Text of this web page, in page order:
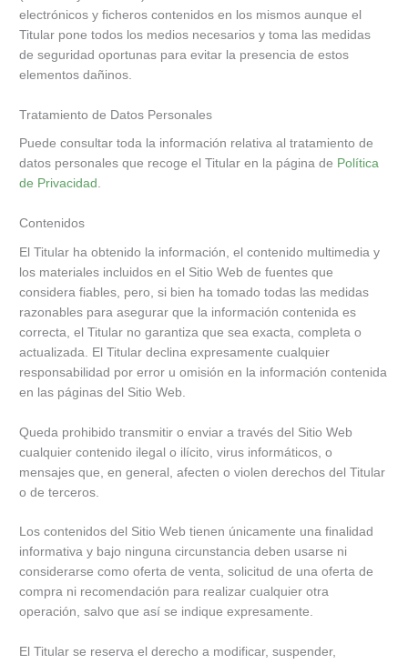
electrónicos y ficheros contenidos en los mismos aunque el
Titular pone todos los medios necesarios y toma las medidas
de seguridad oportunas para evitar la presencia de estos
elementos dañinos.
Tratamiento de Datos Personales
Puede consultar toda la información relativa al tratamiento de
datos personales que recoge el Titular en la página de Política
de Privacidad .
Contenidos
El Titular ha obtenido la información, el contenido multimedia y
los materiales incluidos en el Sitio Web de fuentes que
considera fiables, pero, si bien ha tomado todas las medidas
razonables para asegurar que la información contenida es
correcta, el Titular no garantiza que sea exacta, completa o
actualizada. El Titular declina expresamente cualquier
responsabilidad por error u omisión en la información contenida
en las páginas del Sitio Web.
Queda prohibido transmitir o enviar a través del Sitio Web
cualquier contenido ilegal o ilícito, virus informáticos, o
mensajes que, en general, afecten o violen derechos del Titular
o de terceros.
Los contenidos del Sitio Web tienen únicamente una finalidad
informativa y bajo ninguna circunstancia deben usarse ni
considerarse como oferta de venta, solicitud de una oferta de
compra ni recomendación para realizar cualquier otra
operación, salvo que así se indique expresamente.
El Titular se reserva el derecho a modificar, suspender,